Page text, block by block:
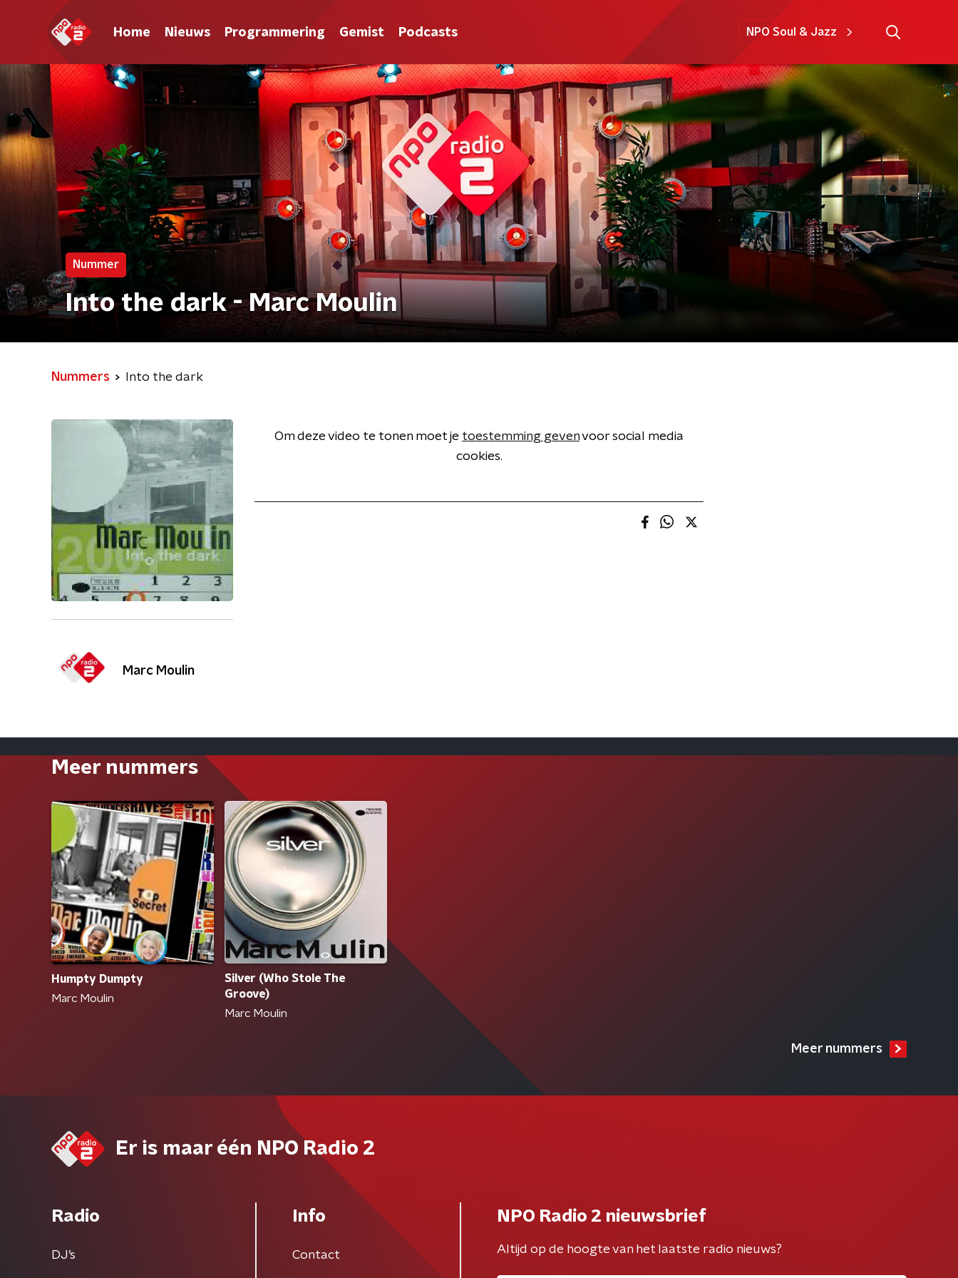
Home Nieuws Programmering Gemist Podcasts NPO Soul & Jazz
Nummer
Into the dark - Marc Moulin
Nummers Into the dark
Marc Moulin
Om deze video te tonen moet je toestemming gevenvoor social media
cookies.
Meer nummers
Humpty Dumpty
Marc Moulin
Silver (Who Stole The
Groove)
Marc Moulin
Meer nummers
Er is maar één NPO Radio 2
Radio
DJ’s
Info
Contact
NPO Radio 2 nieuwsbrief
Altijd op de hoogte van het laatste radio nieuws?